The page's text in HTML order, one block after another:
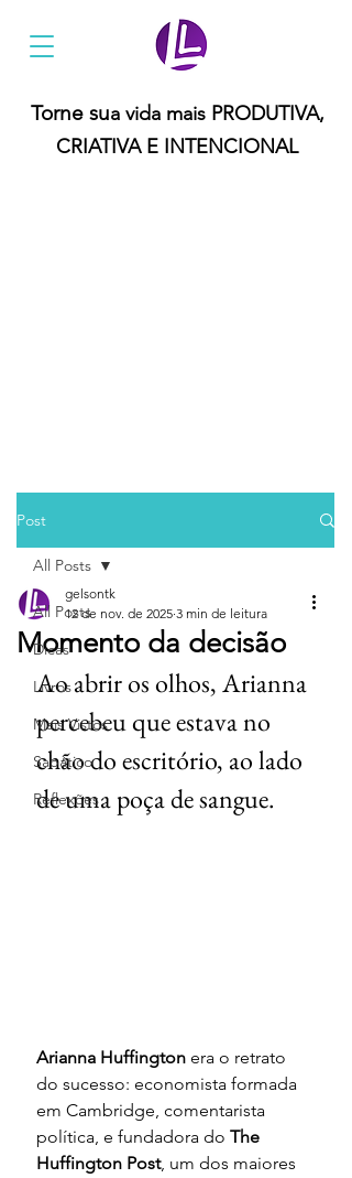
Torne sua vida mais PRODUTIVA,
CRIATIVA E INTENCIONAL
Post
All Posts
Dicas
Livros
Mais Vistos
Sabático
Reflexões
All Posts
Momento da decisão
gelsontk
12 de nov. de 2025 3 min de leitura
Ao abrir os olhos, Arianna
percebeu que estava no
chão do escritório, ao lado
de uma poça de sangue.
Arianna Huffington era o retrato
do sucesso: economista formada
em Cambridge, comentarista
política, e fundadora do The
Huffington Post, um dos maiores